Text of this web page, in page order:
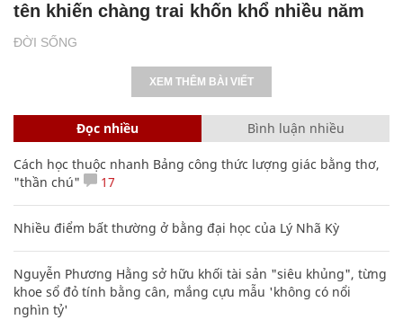
ĐỜI SỐNG
tên khiến chàng trai khốn khổ nhiều năm
XEM THÊM BÀI VIẾT
Đọc nhiều Bình luận nhiều
Cách học thuộc nhanh Bảng công thức lượng giác bằng thơ,
"thần chú"
17
Nhiều điểm bất thường ở bằng đại học của Lý Nhã Kỳ
Nguyễn Phương Hằng sở hữu khối tài sản "siêu khủng", từng
khoe sổ đỏ tính bằng cân, mắng cựu mẫu 'không có nổi
nghìn tỷ'